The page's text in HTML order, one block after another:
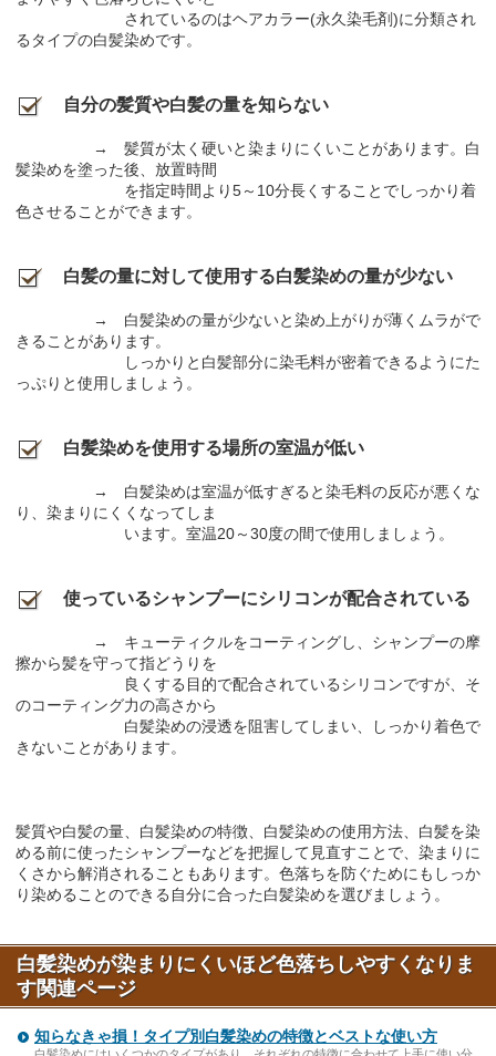
されているのはヘアカラー(永久染毛剤)に分類され
るタイプの白髪染めです。
自分の髪質や白髪の量を知らない
→ 髪質が太く硬いと染まりにくいことがあります。白
髪染めを塗った後、放置時間
を指定時間より5～10分長くすることでしっかり着
色させることができます。
白髪の量に対して使用する白髪染めの量が少ない
→ 白髪染めの量が少ないと染め上がりが薄くムラがで
きることがあります。
しっかりと白髪部分に染毛料が密着できるようにた
っぷりと使用しましょう。
白髪染めを使用する場所の室温が低い
→ 白髪染めは室温が低すぎると染毛料の反応が悪くな
り、染まりにくくなってしま
います。室温20～30度の間で使用しましょう。
使っているシャンプーにシリコンが配合されている
→ キューティクルをコーティングし、シャンプーの摩
擦から髪を守って指どうりを
良くする目的で配合されているシリコンですが、そ
のコーティング力の高さから
白髪染めの浸透を阻害してしまい、しっかり着色で
きないことがあります。
髪質や白髪の量、白髪染めの特徴、白髪染めの使用方法、白髪を染
める前に使ったシャンプーなどを把握して見直すことで、染まりに
くさから解消されることもあります。色落ちを防ぐためにもしっか
り染めることのできる自分に合った白髪染めを選びましょう。
白髪染めが染まりにくいほど色落ちしやすくなりま
す関連ページ
知らなきゃ損！タイプ別白髪染めの特徴とベストな使い方